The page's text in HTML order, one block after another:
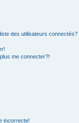
des utilisateurs connectés?
me connecter?!
incorrecte!